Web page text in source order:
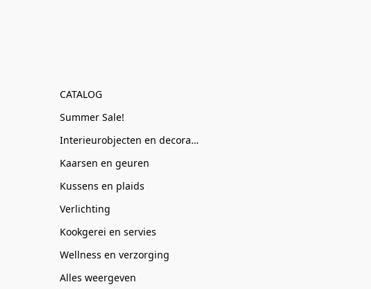
CATALOG
Summer Sale!
Interieurobjecten en decoratie
Kaarsen en geuren
Kussens en plaids
Verlichting
Kookgerei en servies
Wellness en verzorging
Alles weergeven